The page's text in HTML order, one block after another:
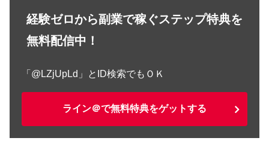
経験ゼロから副業で稼ぐステップ特典を
無料配信中！
「@LZjUpLd」とID検索でもＯＫ
ライン＠で無料特典をゲットする